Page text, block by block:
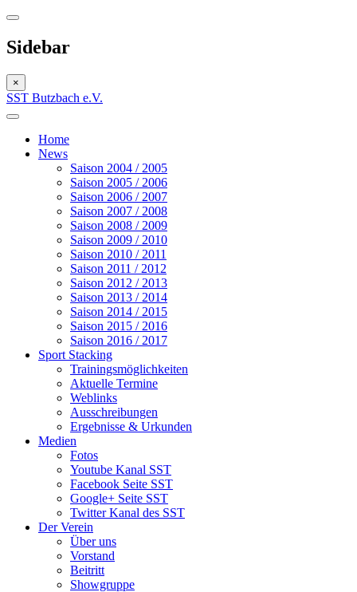
Sidebar
×
SST Butzbach e.V.
Home
News
Saison 2004 / 2005
Saison 2005 / 2006
Saison 2006 / 2007
Saison 2007 / 2008
Saison 2008 / 2009
Saison 2009 / 2010
Saison 2010 / 2011
Saison 2011 / 2012
Saison 2012 / 2013
Saison 2013 / 2014
Saison 2014 / 2015
Saison 2015 / 2016
Saison 2016 / 2017
Sport Stacking
Trainingsmöglichkeiten
Aktuelle Termine
Weblinks
Ausschreibungen
Ergebnisse & Urkunden
Medien
Fotos
Youtube Kanal SST
Facebook Seite SST
Google+ Seite SST
Twitter Kanal des SST
Der Verein
Über uns
Vorstand
Beitritt
Showgruppe